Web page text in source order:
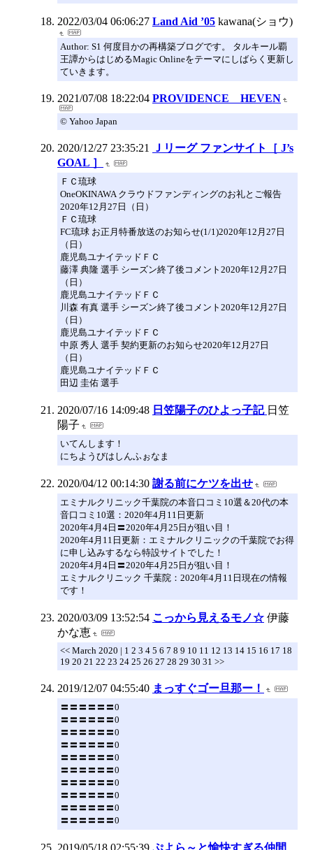
2022/03/04 06:06:27 Land Aid ’05 kawana(ショウ)
Author: S1 何度目かの再構築ブログです。 タルキール覇
王譚からはじめるMagic Onlineをテーマにしばらく更新し
ていきます。
2021/07/08 18:22:04 PROVIDENCE HEVEN
© Yahoo Japan
2020/12/27 23:35:21
Ｊリーグ ファンサイト［ J’s
GOAL ］
ＦＣ琉球
OneOKINAWA クラウドファンディングのお礼とご報告
2020年12月27日（日）
ＦＣ琉球
FC琉球 お正月特番放送のお知らせ(1/1)2020年12月27日
（日）
鹿児島ユナイテッドＦＣ
藤澤 典隆 選手 シーズン終了後コメント2020年12月27日
（日）
鹿児島ユナイテッドＦＣ
川森 有真 選手 シーズン終了後コメント2020年12月27日
（日）
鹿児島ユナイテッドＦＣ
中原 秀人 選手 契約更新のお知らせ2020年12月27日
（日）
鹿児島ユナイテッドＦＣ
田辺 圭佑 選手
2020/07/16 14:09:48 日笠陽子のひよっ子記 日笠
陽子
いてんします！
にちようびはしんふぉなま
2020/04/12 00:14:30 謝る前にケツを出せ
エミナルクリニック千葉院の本音口コミ10選＆20代の本
音口コミ10選：2020年4月11日更新
2020年4月4日〓2020年4月25日が狙い目！
2020年4月11日更新：エミナルクリニックの千葉院でお得
に申し込みするなら特設サイトでした！
2020年4月4日〓2020年4月25日が狙い目！
エミナルクリニック 千葉院：2020年4月11日現在の情報
です！
2020/03/09 13:52:54 こっから見えるモノ☆ 伊藤
かな恵
<< March 2020 | 1 2 3 4 5 6 7 8 9 10 11 12 13 14 15 16 17 18
19 20 21 22 23 24 25 26 27 28 29 30 31 >>
2019/12/07 04:55:40 まっすぐゴー旦那ー！
〓〓〓〓〓〓0
〓〓〓〓〓〓0
〓〓〓〓〓〓0
〓〓〓〓〓〓0
〓〓〓〓〓〓0
〓〓〓〓〓〓0
〓〓〓〓〓〓0
〓〓〓〓〓〓0
〓〓〓〓〓〓0
〓〓〓〓〓〓0
2019/05/18 02:55:39 ぷよら～と愉快すぎる仲間